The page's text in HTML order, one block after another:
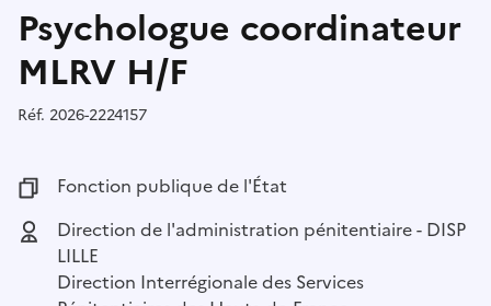
Psychologue coordinateur
MLRV H/F
Réf. Référence :
2026-2224157
Fonction publique :
Fonction publique de l'État
Employeur :
Direction de l'administration pénitentiaire - DISP
LILLE
Direction Interrégionale des Services